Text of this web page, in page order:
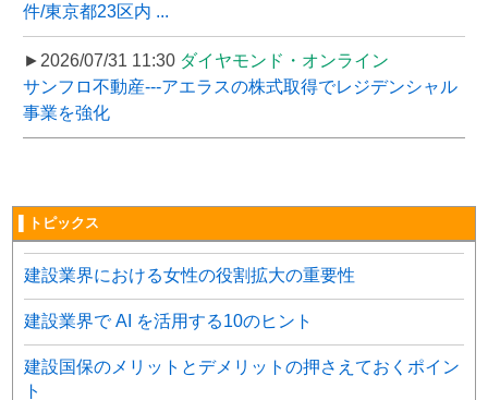
件/東京都23区内 ...
►2026/07/31 11:30 ダイヤモンド・オンライン
サンフロ不動産---アエラスの株式取得でレジデンシャル
事業を強化
▌トピックス
建設業界における女性の役割拡大の重要性
建設業界で AI を活用する10のヒント
建設国保のメリットとデメリットの押さえておくポイン
ト